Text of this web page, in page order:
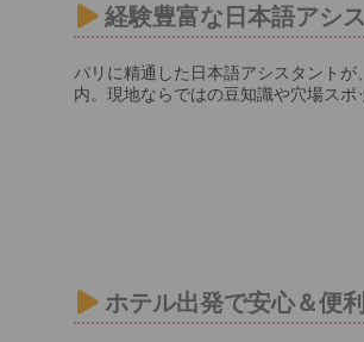
経験豊富な日本語アシ
パリに精通した日本語アシスタント
内。現地ならではの豆知識や穴場スポ
ホテル出発で安心＆便利